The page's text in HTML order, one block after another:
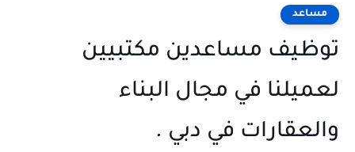
مساعد
توظيف مساعدين مكتبيين
لعميلنا في مجال البناء
والعقارات في دبي .